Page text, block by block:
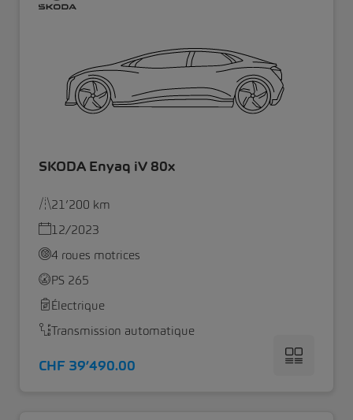
SKODA Enyaq iV 80x
21’200 km
12/2023
4 roues motrices
PS 265
Électrique
Transmission automatique
CHF 39’490.00